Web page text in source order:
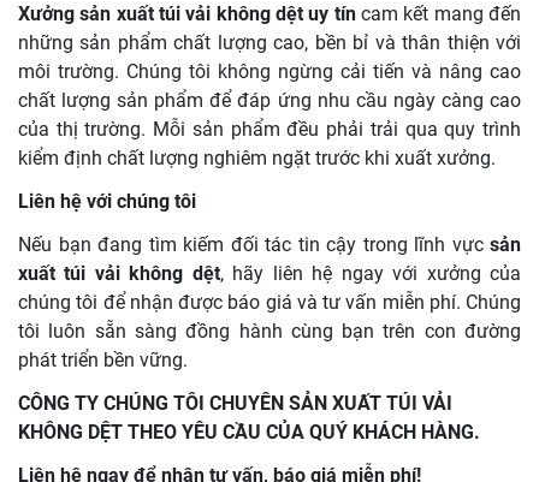
Xưởng sản xuất túi vải không dệt uy tíncam kết mang đến
những sản phẩm chất lượng cao, bền bỉ và thân thiện với
môi trường. Chúng tôi không ngừng cải tiến và nâng cao
chất lượng sản phẩm để đáp ứng nhu cầu ngày càng cao
của thị trường. Mỗi sản phẩm đều phải trải qua quy trình
kiểm định chất lượng nghiêm ngặt trước khi xuất xưởng.
Liên hệ với chúng tôi
Nếu bạn đang tìm kiếm đối tác tin cậy trong lĩnh vực sản
xuất túi vải không dệt, hãy liên hệ ngay với xưởng của
chúng tôi để nhận được báo giá và tư vấn miễn phí. Chúng
tôi luôn sẵn sàng đồng hành cùng bạn trên con đường
phát triển bền vững.
CÔNG TY CHÚNG TÔI CHUYÊN SẢN XUẤT TÚI VẢI
KHÔNG DỆT THEO YÊU CẦU CỦA QUÝ KHÁCH HÀNG.
Liên hệ ngay để nhận tư vấn, báo giá miễn phí!